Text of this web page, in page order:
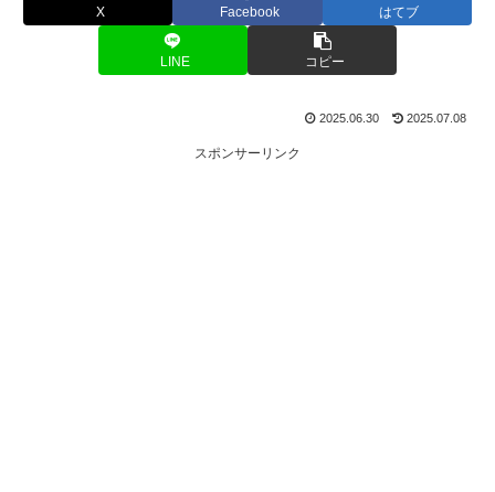
X Facebook はてブ
LINE コピー
2025.06.30 2025.07.08
スポンサーリンク